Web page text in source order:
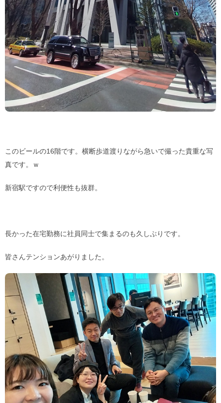
このビールの16階です。横断歩道渡りながら急いで撮った貴重な写
真です。ｗ
新宿駅ですので利便性も抜群。
長かった在宅勤務に社員同士で集まるのも久しぶりです。
皆さんテンションあがりました。